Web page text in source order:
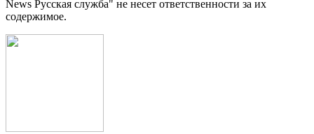
News Русская служба" не несет ответственности за их
содержимое.